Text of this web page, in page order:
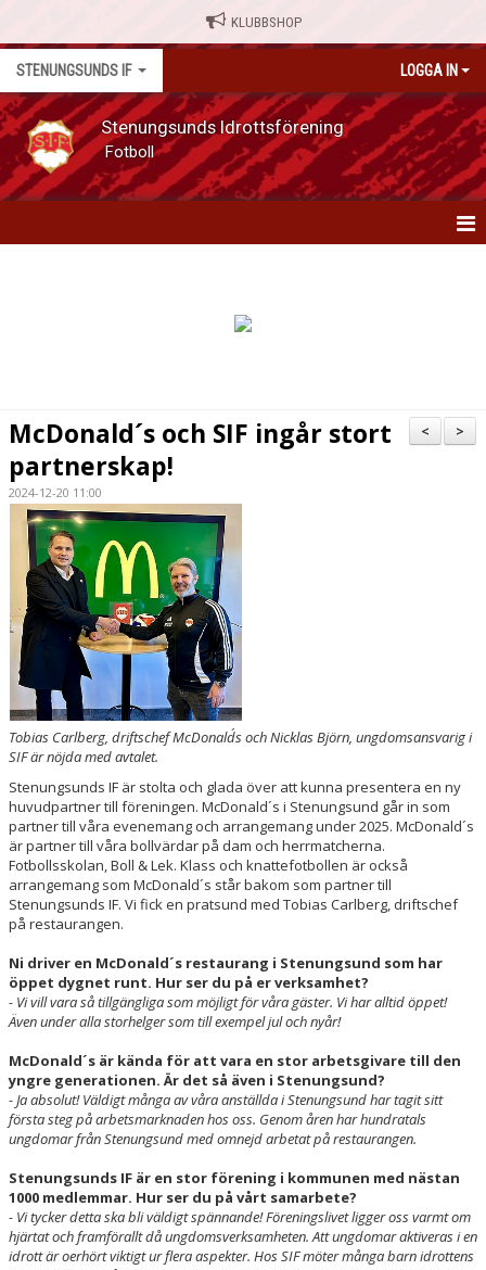
KLUBBSHOP
STENUNGSUNDS IF LOGGA IN
Stenungsunds Idrottsförening
Fotboll
KALENDER
DOKUMENT
MEDLEMSKAP
FÖRÄLDRAINFO
EVENEMANG & ÅRSHJUL
SPONSORER "TREKRONORSMATCHEN" 2026
KONTAKT
>
<
McDonald´s och SIF ingår stort
partnerskap!
2024-12-20 11:00
Tobias Carlberg, driftschef McDonald´s och Nicklas Björn, ungdomsansvarig i
SIF är nöjda med avtalet.
Stenungsunds IF är stolta och glada över att kunna presentera en ny
huvudpartner till föreningen. McDonald´s i Stenungsund går in som
partner till våra evenemang och arrangemang under 2025. McDonald´s
är partner till våra bollvärdar på dam och herrmatcherna.
Fotbollsskolan, Boll & Lek. Klass och knattefotbollen är också
arrangemang som McDonald´s står bakom som partner till
Stenungsunds IF. Vi fick en pratsund med Tobias Carlberg, driftschef
på restaurangen.
Ni driver en McDonald´s restaurang i Stenungsund som har
öppet dygnet runt. Hur ser du på er verksamhet?
- Vi vill vara så tillgängliga som möjligt för våra gäster. Vi har alltid öppet!
Även under alla storhelger som till exempel jul och nyår!
McDonald´s är kända för att vara en stor arbetsgivare till den
yngre generationen. Är det så även i Stenungsund?
- Ja absolut! Väldigt många av våra anställda i Stenungsund har tagit sitt
första steg på arbetsmarknaden hos oss. Genom åren har hundratals
ungdomar från Stenungsund med omnejd arbetat på restaurangen.
Stenungsunds IF är en stor förening i kommunen med nästan
1000 medlemmar. Hur ser du på vårt samarbete?
- Vi tycker detta ska bli väldigt spännande! Föreningslivet ligger oss varmt om
hjärtat och framförallt då ungdomsverksamheten. Att ungdomar aktiveras i en
idrott är oerhört viktigt ur flera aspekter. Hos SIF möter många barn idrottens